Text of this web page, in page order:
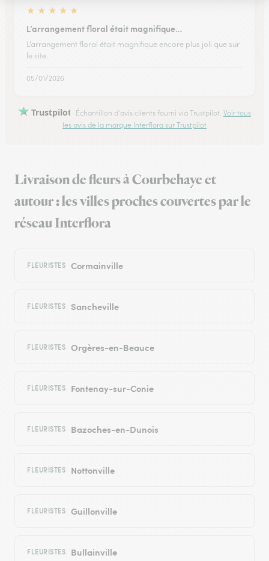
★ ★ ★ ★ ★
L’arrangement floral était magnifique…
L’arrangement floral était magnifique encore plus joli que sur
le site.
05/01/2026
Trustpilot Échantillon d'avis clients fourni via Trustpilot. Voir tous
les avis de la marque Interflora sur Trustpilot
Livraison de fleurs à Courbehaye et
autour : les villes proches couvertes par le
réseau Interflora
FLEURISTES Cormainville
FLEURISTES Sancheville
FLEURISTES Orgères-en-Beauce
FLEURISTES Fontenay-sur-Conie
FLEURISTES Bazoches-en-Dunois
FLEURISTES Nottonville
FLEURISTES Guillonville
FLEURISTES Bullainville